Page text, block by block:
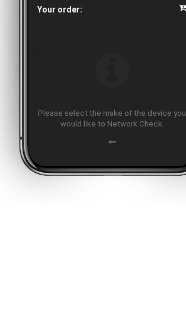
Your order:
Please select the make of the device you
would like to Network Check.